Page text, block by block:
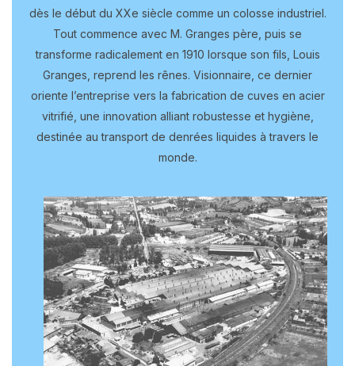
dès le début du XXe siècle comme un colosse industriel.
Tout commence avec M. Granges père, puis se
transforme radicalement en 1910 lorsque son fils, Louis
Granges, reprend les rênes. Visionnaire, ce dernier
oriente l’entreprise vers la fabrication de cuves en acier
vitrifié, une innovation alliant robustesse et hygiène,
destinée au transport de denrées liquides à travers le
monde.